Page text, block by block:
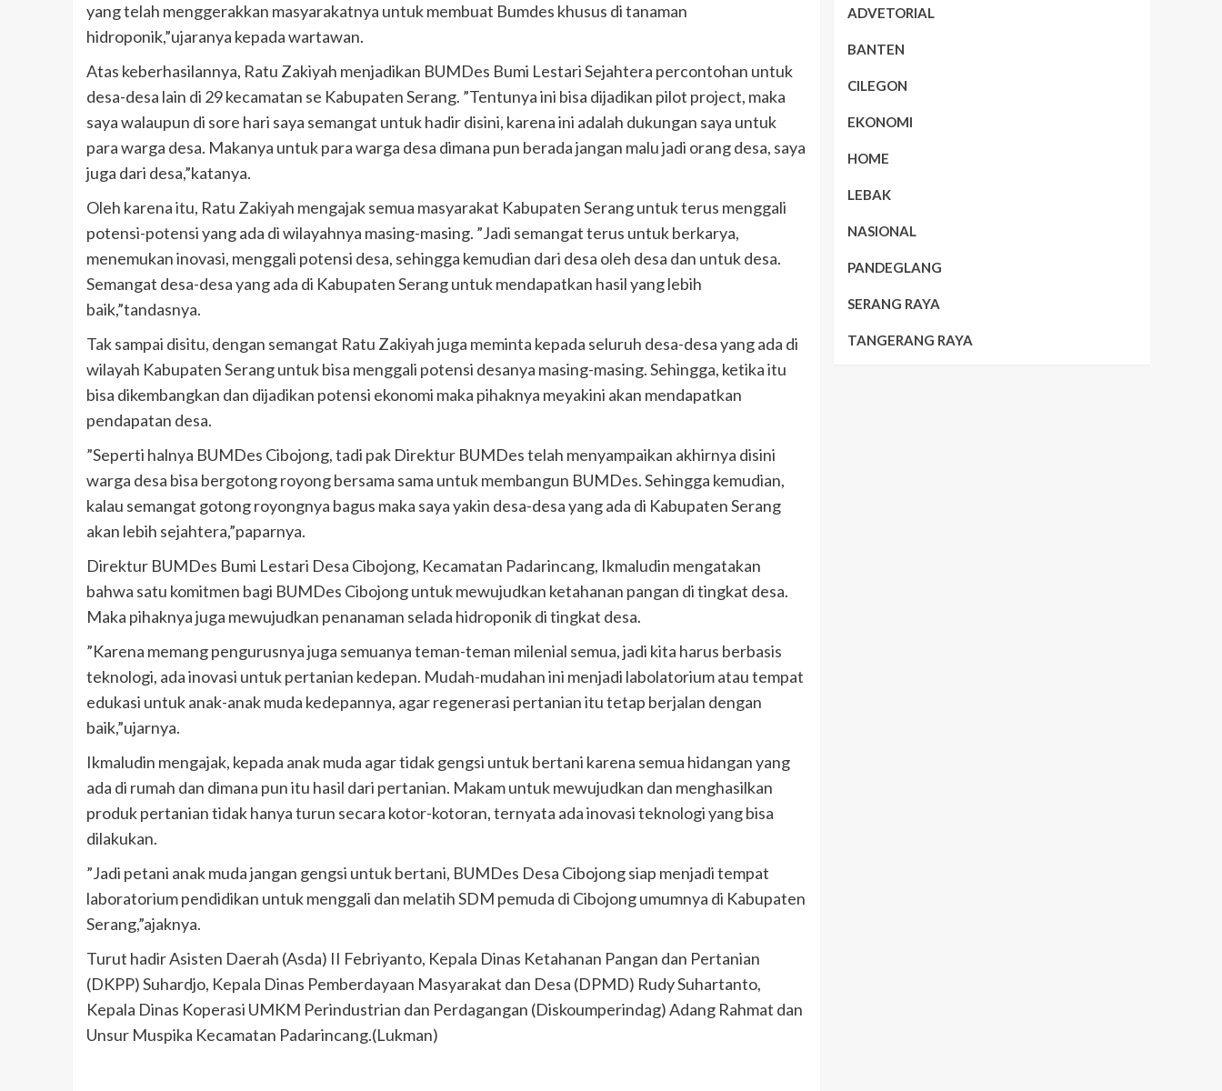
yang telah menggerakkan masyarakatnya untuk membuat Bumdes khusus di tanaman
hidroponik,”ujaranya kepada wartawan.
Atas keberhasilannya, Ratu Zakiyah menjadikan BUMDes Bumi Lestari Sejahtera percontohan untuk
desa-desa lain di 29 kecamatan se Kabupaten Serang. ”Tentunya ini bisa dijadikan pilot project, maka
saya walaupun di sore hari saya semangat untuk hadir disini, karena ini adalah dukungan saya untuk
para warga desa. Makanya untuk para warga desa dimana pun berada jangan malu jadi orang desa, saya
juga dari desa,”katanya.
Oleh karena itu, Ratu Zakiyah mengajak semua masyarakat Kabupaten Serang untuk terus menggali
potensi-potensi yang ada di wilayahnya masing-masing. ”Jadi semangat terus untuk berkarya,
menemukan inovasi, menggali potensi desa, sehingga kemudian dari desa oleh desa dan untuk desa.
Semangat desa-desa yang ada di Kabupaten Serang untuk mendapatkan hasil yang lebih
baik,”tandasnya.
Tak sampai disitu, dengan semangat Ratu Zakiyah juga meminta kepada seluruh desa-desa yang ada di
wilayah Kabupaten Serang untuk bisa menggali potensi desanya masing-masing. Sehingga, ketika itu
bisa dikembangkan dan dijadikan potensi ekonomi maka pihaknya meyakini akan mendapatkan
pendapatan desa.
”Seperti halnya BUMDes Cibojong, tadi pak Direktur BUMDes telah menyampaikan akhirnya disini
warga desa bisa bergotong royong bersama sama untuk membangun BUMDes. Sehingga kemudian,
kalau semangat gotong royongnya bagus maka saya yakin desa-desa yang ada di Kabupaten Serang
akan lebih sejahtera,”paparnya.
Direktur BUMDes Bumi Lestari Desa Cibojong, Kecamatan Padarincang, Ikmaludin mengatakan
bahwa satu komitmen bagi BUMDes Cibojong untuk mewujudkan ketahanan pangan di tingkat desa.
Maka pihaknya juga mewujudkan penanaman selada hidroponik di tingkat desa.
”Karena memang pengurusnya juga semuanya teman-teman milenial semua, jadi kita harus berbasis
teknologi, ada inovasi untuk pertanian kedepan. Mudah-mudahan ini menjadi labolatorium atau tempat
edukasi untuk anak-anak muda kedepannya, agar regenerasi pertanian itu tetap berjalan dengan
baik,”ujarnya.
Ikmaludin mengajak, kepada anak muda agar tidak gengsi untuk bertani karena semua hidangan yang
ada di rumah dan dimana pun itu hasil dari pertanian. Makam untuk mewujudkan dan menghasilkan
produk pertanian tidak hanya turun secara kotor-kotoran, ternyata ada inovasi teknologi yang bisa
dilakukan.
”Jadi petani anak muda jangan gengsi untuk bertani, BUMDes Desa Cibojong siap menjadi tempat
laboratorium pendidikan untuk menggali dan melatih SDM pemuda di Cibojong umumnya di Kabupaten
Serang,”ajaknya.
Turut hadir Asisten Daerah (Asda) II Febriyanto, Kepala Dinas Ketahanan Pangan dan Pertanian
(DKPP) Suhardjo, Kepala Dinas Pemberdayaan Masyarakat dan Desa (DPMD) Rudy Suhartanto,
Kepala Dinas Koperasi UMKM Perindustrian dan Perdagangan (Diskoumperindag) Adang Rahmat dan
Unsur Muspika Kecamatan Padarincang.(Lukman)
ADVETORIAL
BANTEN
CILEGON
EKONOMI
HOME
LEBAK
NASIONAL
PANDEGLANG
SERANG RAYA
TANGERANG RAYA